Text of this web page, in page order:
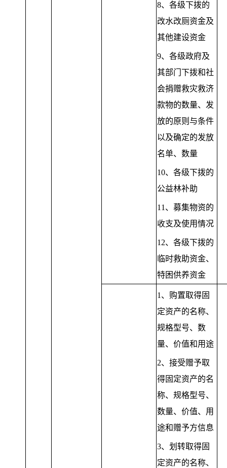
8、各级下拨的
改水改厕资金及
其他建设资金
9、各级政府及
其部门下拨和社
会捐赠救灾救济
款物的数量、发
放的原则与条件
以及确定的发放
名单、数量
10、各级下拨的
公益林补助
11、募集物资的
收支及使用情况
12、各级下拨的
临时救助资金、
特困供养资金
1、购置取得固
定资产的名称、
规格型号、数
量、价值和用途
2、接受赠予取
得固定资产的名
称、规格型号、
数量、价值、用
途和赠予方信息
3、划转取得固
定资产的名称、